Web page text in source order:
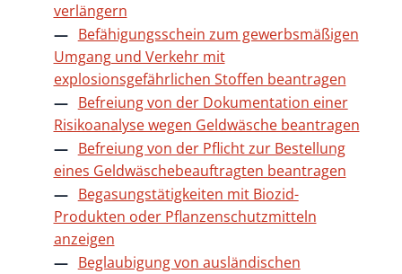
verlängern
Befähigungsschein zum gewerbsmäßigen
Umgang und Verkehr mit
explosionsgefährlichen Stoffen beantragen
Befreiung von der Dokumentation einer
Risikoanalyse wegen Geldwäsche beantragen
Befreiung von der Pflicht zur Bestellung
eines Geldwäschebeauftragten beantragen
Begasungstätigkeiten mit Biozid-
Produkten oder Pflanzenschutzmitteln
anzeigen
Beglaubigung von ausländischen